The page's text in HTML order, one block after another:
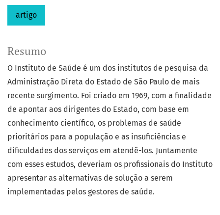
artigo
Resumo
O Instituto de Saúde é um dos institutos de pesquisa da
Administração Direta do Estado de São Paulo de mais
recente surgimento. Foi criado em 1969, com a finalidade
de apontar aos dirigentes do Estado, com base em
conhecimento científico, os problemas de saúde
prioritários para a população e as insuficiências e
dificuldades dos serviços em atendê-los. Juntamente
com esses estudos, deveriam os profissionais do Instituto
apresentar as alternativas de solução a serem
implementadas pelos gestores de saúde.